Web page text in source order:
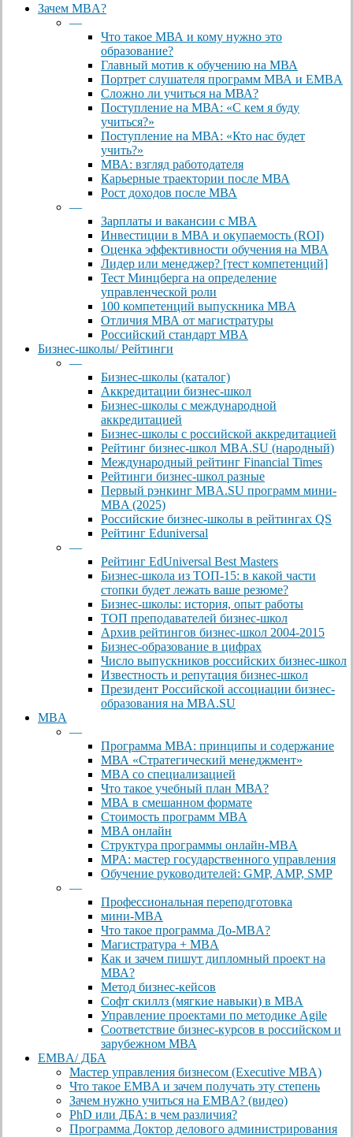
Close
Зачем MBA?
—
Что такое МВА и кому нужно это
образование?
Главный мотив к обучению на МВА
Портрет слушателя программ МВА и EMBA
Сложно ли учиться на МВА?
Поступление на МВА: «С кем я буду
учиться?»
Поступление на МВА: «Кто нас будет
учить?»
МВА: взгляд работодателя
Карьерные траектории после МВА
Рост доходов после МВА
—
Зарплаты и вакансии с MBA
Инвестиции в МВА и окупаемость (ROI)
Оценка эффективности обучения на МВА
Лидер или менеджер? [тест компетенций]
Тест Минцберга на определение
управленческой роли
100 компетенций выпускника MBA
Отличия МВА от магистратуры
Российский стандарт MBA
Бизнес-школы/ Рейтинги
—
Бизнес-школы (каталог)
Аккредитации бизнес-школ
Бизнес-школы с международной
аккредитацией
Бизнес-школы с российской аккредитацией
Рейтинг бизнес-школ MBA.SU (народный)
Международный рейтинг Financial Times
Рейтинги бизнес-школ разные
Первый рэнкинг MBA.SU программ мини-
MBA (2025)
Российские бизнес-школы в рейтингах QS
Рейтинг Eduniversal
—
Рейтинг EdUniversal Best Masters
Бизнес-школа из ТОП-15: в какой части
стопки будет лежать ваше резюме?
Бизнес-школы: история, опыт работы
ТОП преподавателей бизнес-школ
Архив рейтингов бизнес-школ 2004-2015
Бизнес-образование в цифрах
Число выпускников российских бизнес-школ
Известность и репутация бизнес-школ
Президент Российской ассоциации бизнес-
образования на MBA.SU
MBA
—
Программа МВА: принципы и содержание
МВА «Cтратегический менеджмент»
MBA со специализацией
Что такое учебный план МВА?
МВА в смешанном формате
Стоимость программ MBA
MBA онлайн
Cтруктура программы онлайн-MBA
MPA: мастер государственного управления
Обучение руководителей: GMP, AMP, SMP
—
Профессиональная переподготовка
мини-MBA
Что такое программа До-MBA?
Магистратура + MBA
Как и зачем пишут дипломный проект на
МВА?
Метод бизнес-кейсов
Софт скиллз (мягкие навыки) в MBA
Управление проектами по методике Agile
Соответствие бизнес-курсов в российском и
зарубежном МВА
EMBA/ ДБA
Мастер управления бизнесом (Executive MBA)
Что такое EMBA и зачем получать эту степень
Зачем нужно учиться на EMBA? (видео)
PhD или ДБА: в чем различия?
Программа Доктор делового администрирования